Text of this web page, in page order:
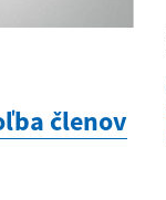
členov